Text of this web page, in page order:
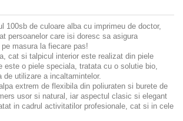
100sb de culoare alba cu imprimeu de doctor,
persoanelor care isi doresc sa asigura
masura la fiecare pas!
cat si talpicul interior este realizat din piele
este o piele speciala, tratata cu o solutie bio,
de utilizare a incaltamintelor.
extrem de flexibila din poliuraten si burete de
usor si natural, iar aspectul clasic si elegant
in cadrul activitatilor profesionale, cat si in cele